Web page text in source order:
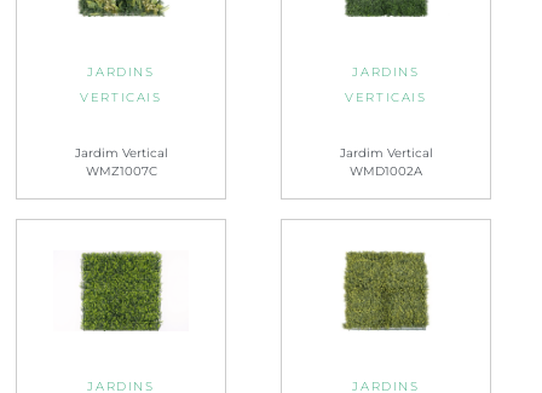
JARDINS
VERTICAIS
Jardim Vertical
WMZ1007C
JARDINS
VERTICAIS
Jardim Vertical
WMD1002A
JARDINS
JARDINS